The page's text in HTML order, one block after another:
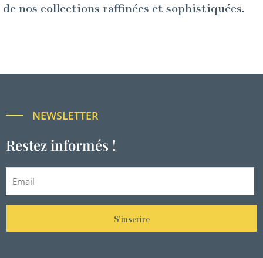
de nos collections raffinées et sophistiquées.
NEWSLETTER
Restez informés !
S'inscrire